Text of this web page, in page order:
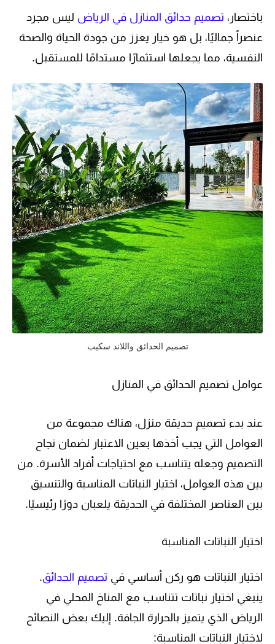
باختصار، تصميم حدائق المنازل في الرياض ليس مجرد
عنصراً جماليًا، بل هو خيار يعزز من جودة الحياة والصحة
النفسية، مما يجعلها استثمارًا مستدامًا للمستقبل.
تصميم الحدائق واللاند سكيب
عوامل تصميم الحدائق في المنازل
عند بدء تصميم حديقة منزل، هناك مجموعة من
العوامل التي يجب أخذها بعين الاعتبار لضمان نجاح
التصميم وجعله يتناسب مع احتياجات أفراد الأسرة. من
بين هذه العوامل، اختيار النباتات المناسبة والتنسيق
بين العناصر المختلفة في الحديقة يلعبان دورًا رئيسيًا.
اختيار النباتات المناسبة
اختيار النباتات هو ركن أساسي في تصميم الحدائق.
ينبغي اختيار نباتات تتناسب مع المناخ المحلي في
الرياض الذي يتميز بالحرارة الجافة. إليك بعض النصائح
لاختيار النباتات المناسبة: